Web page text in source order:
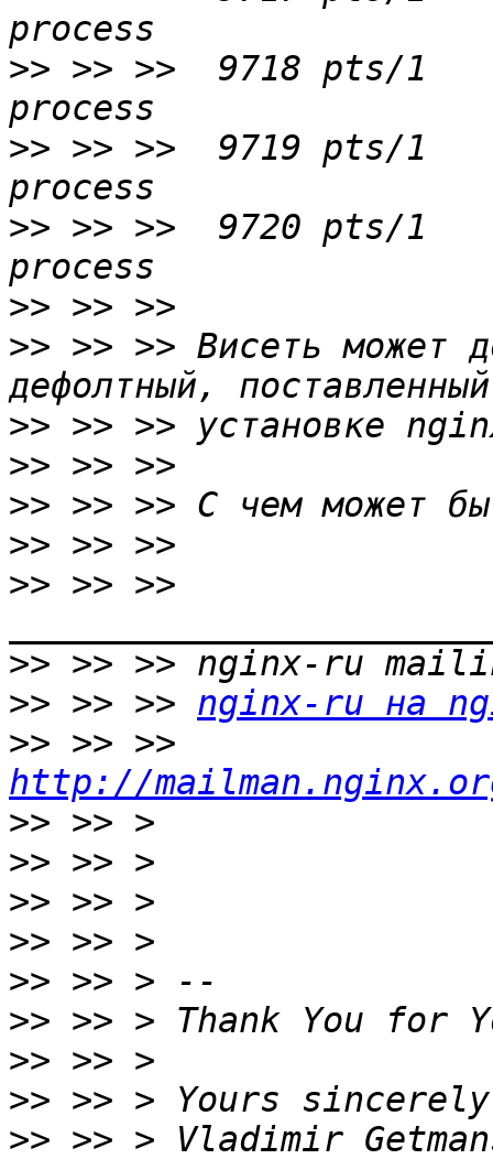
>> >> >>  9718 pts/1
>> >> >>  9719 pts/1
>> >> >>  9720 pts/1
>>
>> >> >> Висеть может
>>
>>
>>
>>
>> >> >>
>>
>> >> >> nginx-ru на
>>
http://
>>
>>
>>
>>
>>
>>
>>
>>
>>